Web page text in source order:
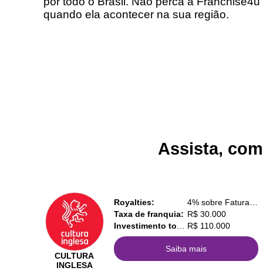
quando ela acontecer na sua região.
Assista,
CULTURA
INGLESA
Royalties:
4% sobre Faturamento
Taxa de franquia: R$ 30.000
Investimento total: R$ 110.000
Saiba mais